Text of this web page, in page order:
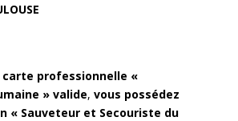
carte professionnelle «
» valide, vous possédez
« Sauveteur et Secouriste du